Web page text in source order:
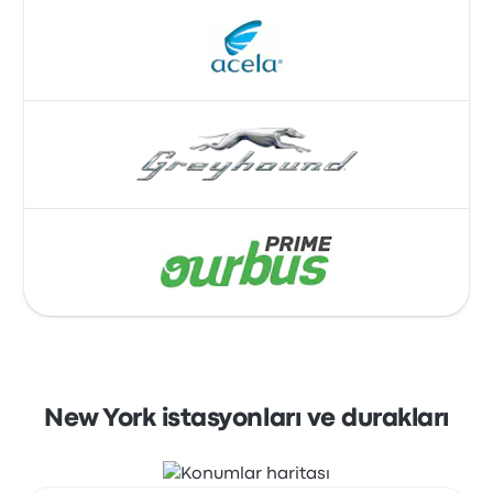
New York istasyonları ve durakları